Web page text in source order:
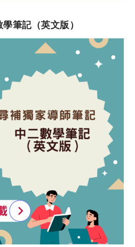
筆記（英文版）